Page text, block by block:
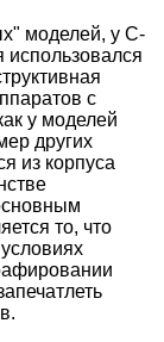
моделей, у C-
использовался
с
у моделей
других
из корпуса
то, что